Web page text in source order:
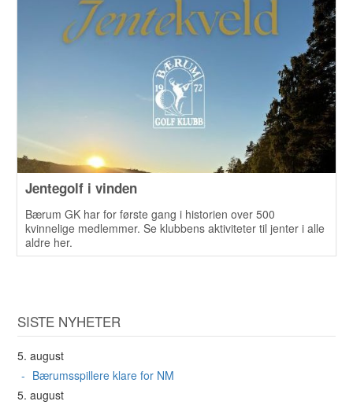
Jentegolf i vinden
Bærum GK har for første gang i historien over 500
kvinnelige medlemmer. Se klubbens aktiviteter til jenter i alle
aldre her.
SISTE NYHETER
5. august
Bærumsspillere klare for NM
5. august